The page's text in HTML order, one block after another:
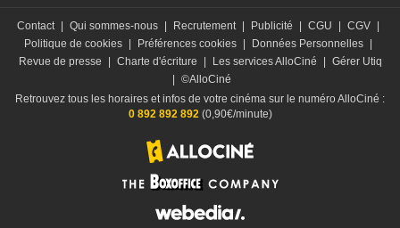
Contact | Qui sommes-nous | Recrutement | Publicité | CGU | CGV |
Politique de cookies | Préférences cookies | Données Personnelles |
Revue de presse
| Charte d'écriture | Les services AlloCiné | Gérer Utiq
| ©AlloCiné
Retrouvez tous les horaires et infos de votre cinéma sur le numéro AlloCiné :
0 892 892 892(0,90€/minute)